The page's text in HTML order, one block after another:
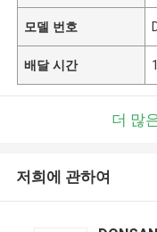
모델 번호
배달 시간
더 많
저희에 관하여